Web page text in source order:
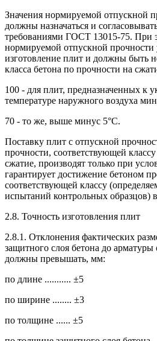
Значения нормируемой отпускной
должны назначаться и
требованиями ГОСТ 13015-75. При
нормируемой отпускной прочности
изготовление плит и должны быть
класса бетона по прочности на
100 - для плит, предназначенных к
температуре наружного воздуха
70 - то же, выше минус 5°С.
Поставку плит с отпускной
прочности, соответствующей
сжатие, производят только при
гарантирует достижение бетоном
соответствующей классу
испытаний контрольных образцов) в
2.8. Точность изготовления плит
2.8.1. Отклонения фактических
защитного слоя бетона до
должны превышать, мм:
по длине ........... ±5
по ширине ........ ±3
по толщине ...... ±5